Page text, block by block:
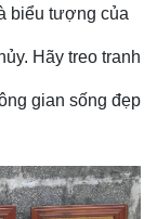
biểu tượng của
Hãy treo tranh
gian sống đẹp